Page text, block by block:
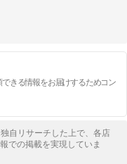
きる情報をお届けするためコン
自リサーチした上で、各店
での掲載を実現していま